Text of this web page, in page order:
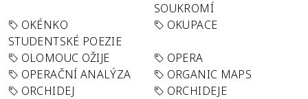
SOUKROMÍ
OKÉNKO
STUDENTSKÉ POEZIE
OKUPACE
OLOMOUC OŽIJE
OPERA
OPERAČNÍ ANALÝZA
ORGANIC MAPS
ORCHIDEJ
ORCHIDEJE